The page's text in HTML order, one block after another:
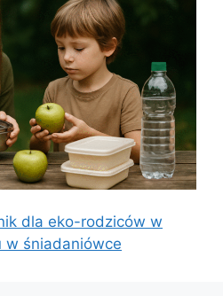
dla eko-rodziców w
w śniadaniówce